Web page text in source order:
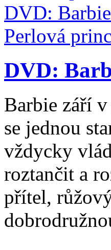
DVD:
Barbie září
se jednou
vždycky
roztančit a
přítel,